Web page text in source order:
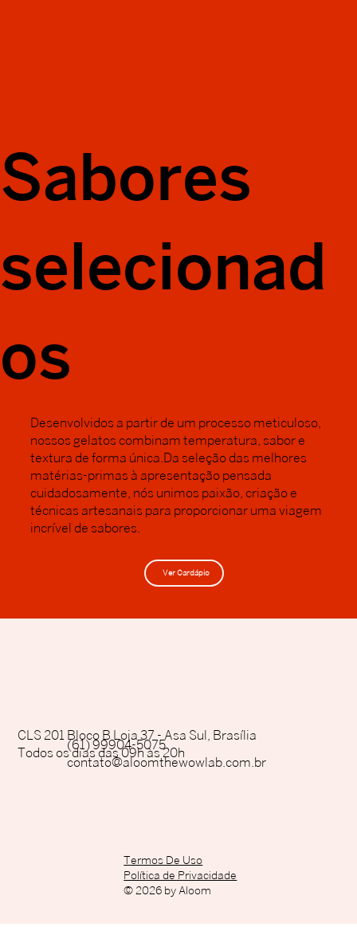
Sabores
selecionad
os
Desenvolvidos a partir de um processo meticuloso,
nossos gelatos combinam temperatura, sabor e
textura de forma única.Da seleção das melhores
matérias-primas à apresentação pensada
cuidadosamente, nós unimos paixão, criação e
técnicas artesanais para proporcionar uma viagem
incrível de sabores.
Ver Cardápio
CLS 201 Bloco B Loja 37 - Asa Sul, Brasília
Todos os dias das 09h às 20h
(61) 99904-5075
contato@aloomthewowlab.com.br
Termos De Uso
Política de Privacidade
© 2026 by Aloom